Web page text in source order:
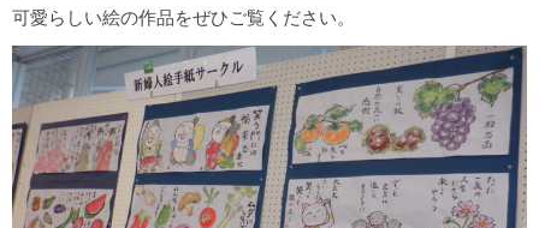
可愛らしい絵の作品をぜひご覧ください。